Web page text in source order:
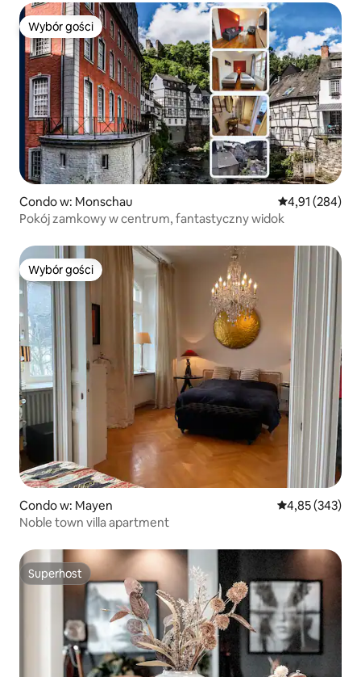
Wybór gości
Wybór gości
Condo w: Monschau Średnia
4,91 (284)
Pokój zamkowy w centrum, fantastyczny widok
Wybór gości
Wybór gości
Condo w: Mayen Średnia
4,85 (343)
Noble town villa apartment
Superhost
Superhost